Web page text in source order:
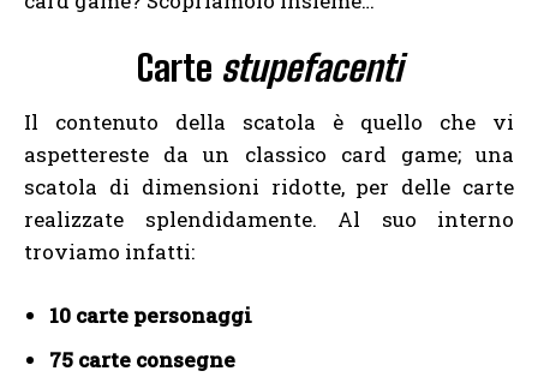
Carte stupefacenti
Il contenuto della scatola è quello che vi
aspettereste da un classico card game; una
scatola di dimensioni ridotte, per delle carte
realizzate splendidamente. Al suo interno
troviamo infatti:
10 carte personaggi
75 carte consegne